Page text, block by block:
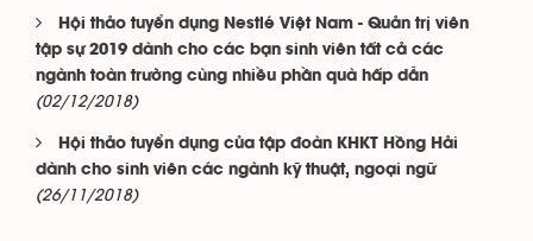
Hội thảo tuyển dụng Nestlé Việt Nam - Quản trị viên
tập sự 2019 dành cho các bạn sinh viên tất cả các
ngành toàn trường cùng nhiều phần quà hấp dẫn
(02/12/2018)
Hội thảo tuyển dụng của tập đoàn KHKT Hồng Hải
dành cho sinh viên các ngành kỹ thuật, ngoại ngữ
(26/11/2018)